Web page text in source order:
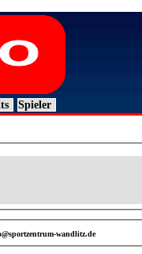
Spieler
wandlitz.de